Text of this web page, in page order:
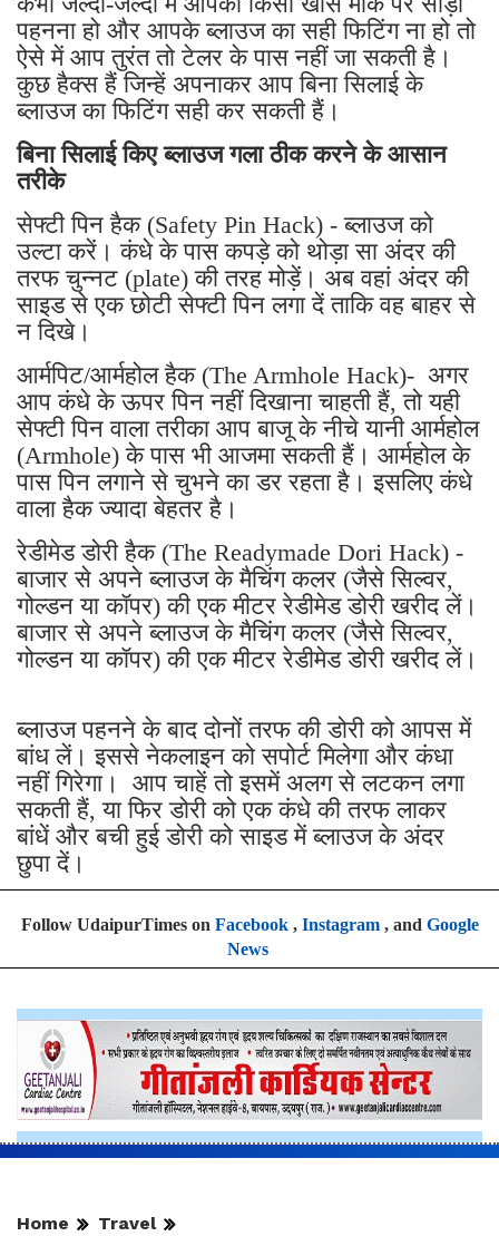
कभी जल्दी-जल्दी में आपको किसी खास मौके पर साड़ी
पहनना हो और आपके ब्लाउज का सही फिटिंग ना हो तो
ऐसे में आप तुरंत तो टेलर के पास नहीं जा सकती है।
कुछ हैक्स हैं जिन्हें अपनाकर आप बिना सिलाई के
ब्लाउज का फिटिंग सही कर सकती हैं।
बिना सिलाई किए ब्लाउज गला ठीक करने के आसान
तरीके
सेफ्टी पिन हैक (Safety Pin Hack) - ब्लाउज को
उल्टा करें। कंधे के पास कपड़े को थोड़ा सा अंदर की
तरफ चुन्नट (plate) की तरह मोड़ें। अब वहां अंदर की
साइड से एक छोटी सेफ्टी पिन लगा दें ताकि वह बाहर से
न दिखे।
आर्मपिट/आर्महोल हैक (The Armhole Hack)- अगर
आप कंधे के ऊपर पिन नहीं दिखाना चाहती हैं, तो यही
सेफ्टी पिन वाला तरीका आप बाजू के नीचे यानी आर्महोल
(Armhole) के पास भी आजमा सकती हैं। आर्महोल के
पास पिन लगाने से चुभने का डर रहता है। इसलिए कंधे
वाला हैक ज्यादा बेहतर है।
रेडीमेड डोरी हैक (The Readymade Dori Hack) -
बाजार से अपने ब्लाउज के मैचिंग कलर (जैसे सिल्वर,
गोल्डन या कॉपर) की एक मीटर रेडीमेड डोरी खरीद लें।
बाजार से अपने ब्लाउज के मैचिंग कलर (जैसे सिल्वर,
ब्लाउज पहनने के बाद दोनों तरफ की डोरी को आपस में
बांध लें। इससे नेकलाइन को सपोर्ट मिलेगा और कंधा
नहीं गिरेगा। आप चाहें तो इसमें अलग से लटकन लगा
सकती हैं, या फिर डोरी को एक कंधे की तरफ लाकर
बांधें और बची हुई डोरी को साइड में ब्लाउज के अंदर
छुपा दें।
Follow UdaipurTimes onFacebook,Instagram, andGoogle